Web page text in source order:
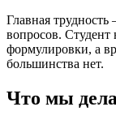
Главная
вопросов. Студент
формулировки, а
большинства нет.
Что мы